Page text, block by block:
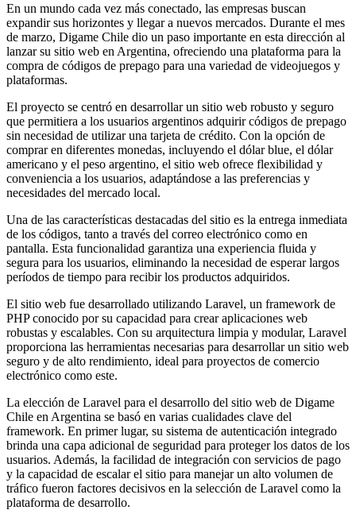
En un mundo cada vez más conectado, las empresas buscan
expandir sus horizontes y llegar a nuevos mercados. Durante el mes
de marzo, Digame Chile dio un paso importante en esta dirección al
lanzar su sitio web en Argentina, ofreciendo una plataforma para la
compra de códigos de prepago para una variedad de videojuegos y
plataformas.
El proyecto se centró en desarrollar un sitio web robusto y seguro
que permitiera a los usuarios argentinos adquirir códigos de prepago
sin necesidad de utilizar una tarjeta de crédito. Con la opción de
comprar en diferentes monedas, incluyendo el dólar blue, el dólar
americano y el peso argentino, el sitio web ofrece flexibilidad y
conveniencia a los usuarios, adaptándose a las preferencias y
necesidades del mercado local.
Una de las características destacadas del sitio es la entrega inmediata
de los códigos, tanto a través del correo electrónico como en
pantalla. Esta funcionalidad garantiza una experiencia fluida y
segura para los usuarios, eliminando la necesidad de esperar largos
períodos de tiempo para recibir los productos adquiridos.
El sitio web fue desarrollado utilizando Laravel, un framework de
PHP conocido por su capacidad para crear aplicaciones web
robustas y escalables. Con su arquitectura limpia y modular, Laravel
proporciona las herramientas necesarias para desarrollar un sitio web
seguro y de alto rendimiento, ideal para proyectos de comercio
electrónico como este.
La elección de Laravel para el desarrollo del sitio web de Digame
Chile en Argentina se basó en varias cualidades clave del
framework. En primer lugar, su sistema de autenticación integrado
brinda una capa adicional de seguridad para proteger los datos de los
usuarios. Además, la facilidad de integración con servicios de pago
y la capacidad de escalar el sitio para manejar un alto volumen de
tráfico fueron factores decisivos en la selección de Laravel como la
plataforma de desarrollo.